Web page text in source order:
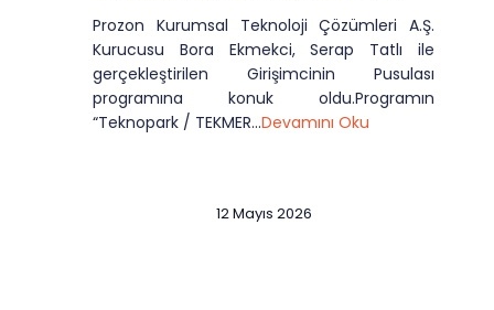
Prozon Kurumsal Teknoloji Çözümleri A.Ş.
Kurucusu Bora Ekmekci, Serap Tatlı ile
gerçekleştirilen Girişimcinin Pusulası
programına konuk oldu.Programın
“Teknopark / TEKMER...Devamını Oku
12 Mayıs 2026